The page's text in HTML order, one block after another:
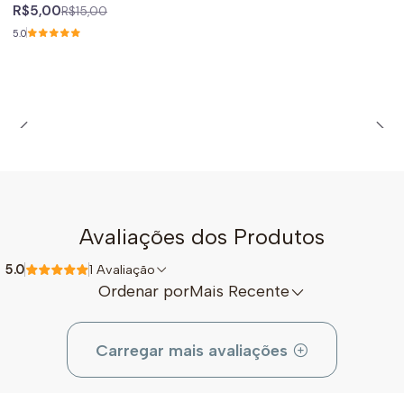
R$5,00R$15,00
5.0
Avaliações dos Produtos
5.0 1 Avaliação
Ordenar porMais Recente
Carregar mais avaliações